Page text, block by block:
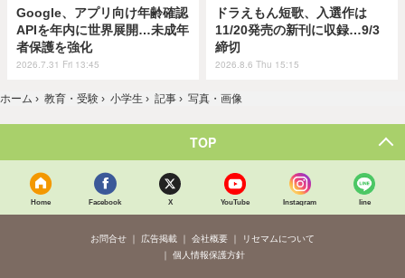
Google、アプリ向け年齢確認
APIを年内に世界展開…未成年
者保護を強化
2026.7.31 Fri 13:45
ドラえもん短歌、入選作は
11/20発売の新刊に収録…9/3
締切
2026.8.6 Thu 15:15
ホーム › 教育・受験 › 小学生 › 記事 › 写真・画像
TOP
Home Facebook X YouTube Instagram line
お問合せ 広告掲載 会社概要
リセマムについて
個人情報保護方針